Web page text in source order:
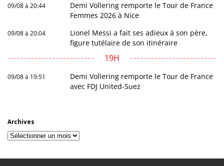
09/08 à 20:44
Demi Vollering remporte le Tour de France
Femmes 2026 à Nice
09/08 à 20:04
Lionel Messi a fait ses adieux à son père,
figure tutélaire de son itinéraire
19H
09/08 à 19:51
Demi Vollering remporte le Tour de France
avec FDJ United-Suez
Archives
Archives